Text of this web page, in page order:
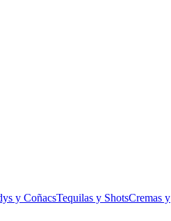
y CoñacsTequilas y ShotsCremas y